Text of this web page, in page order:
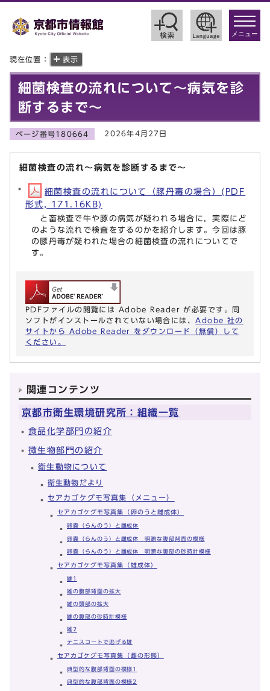
toggle
メニュー
現在位置： 表示
細菌検査の流れについて～病気を診
断するまで～
ページ番号180664 2026年4月27日
細菌検査の流れ～病気を診断するまで～
細菌検査の流れについて（豚丹毒の場合）(PDF
形式, 171.16KB)
と畜検査で牛や豚の病気が疑われる場合に，実際にど
のような流れで検査をするのかを紹介します。今回は豚
の豚丹毒が疑われた場合の細菌検査の流れについてで
す。
PDFファイルの閲覧には Adobe Reader が必要です。同
ソフトがインストールされていない場合には、 Adobe 社の
サイトから Adobe Reader をダウンロード（無償）して
ください。
関連コンテンツ
京都市衛生環境研究所：組織一覧
食品化学部門の紹介
微生物部門の紹介
衛生動物について
衛生動物だより
セアカゴケグモ写真集（メニュー）
セアカゴケグモ写真集（卵のうと雌成体）
卵嚢（らんのう）と雌成体
卵嚢（らんのう）と雌成体 明瞭な腹部背面の模様
卵嚢（らんのう）と雌成体 明瞭な腹部の砂時計模様
セアカゴケグモ写真集（雄成体）
雄1
雄の腹部背面の拡大
雄の頭部の拡大
雄の腹部の砂時計模様
雄2
テニスコートで逃げる雄
セアカゴケグモ写真集（雌の形態）
典型的な腹部背面の模様1
典型的な腹部背面の模様2